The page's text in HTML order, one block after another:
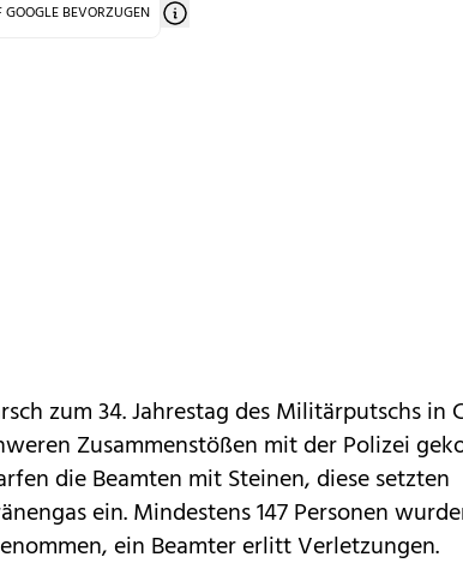
BEVORZUGEN
zum 34. Jahrestag des Militärputschs in
Zusammenstößen mit der Polizei
die Beamten mit Steinen, diese setzten
ein. Mindestens 147 Personen
ein Beamter erlitt Verletzungen.